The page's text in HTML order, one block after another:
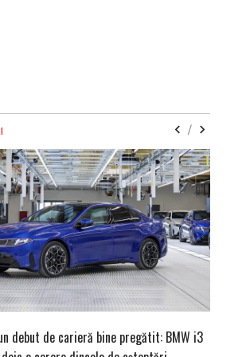
/
debut de carieră bine pregătit: BMW i3